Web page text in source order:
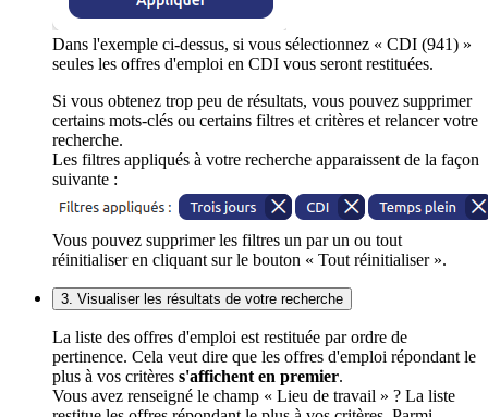
Dans l'exemple ci-dessus, si vous sélectionnez « CDI (941) »
seules les offres d'emploi en CDI vous seront restituées.
Si vous obtenez trop peu de résultats, vous pouvez supprimer
certains mots-clés ou certains filtres et critères et relancer votre
recherche.
Les filtres appliqués à votre recherche apparaissent de la façon
suivante :
Vous pouvez supprimer les filtres un par un ou tout
réinitialiser en cliquant sur le bouton « Tout réinitialiser ».
3. Visualiser les résultats de votre recherche
La liste des offres d'emploi est restituée par ordre de
pertinence. Cela veut dire que les offres d'emploi répondant le
plus à vos critères s'affichent en premier.
Vous avez renseigné le champ « Lieu de travail » ? La liste